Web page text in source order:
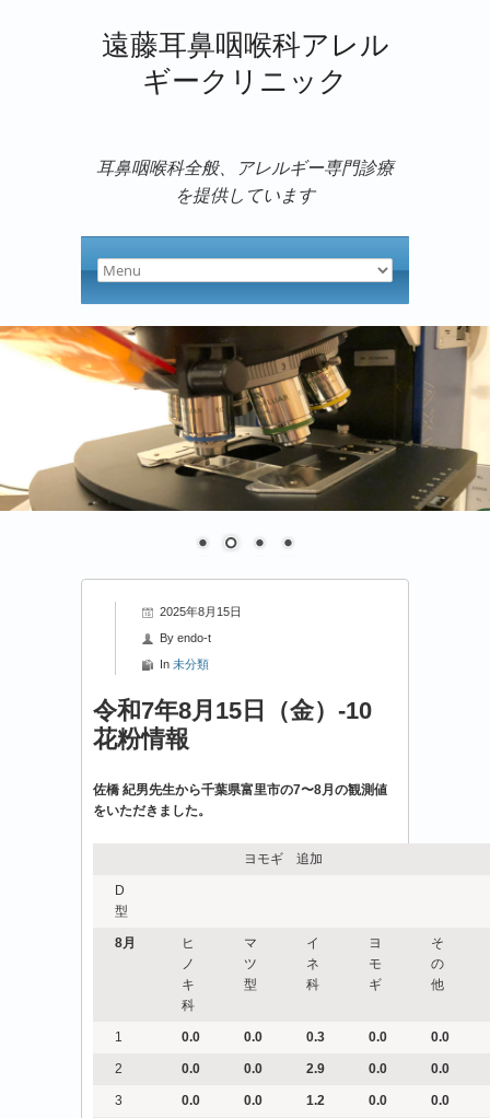
遠藤耳鼻咽喉科アレル
ギークリニック
耳鼻咽喉科全般、アレルギー専門診療
を提供しています
2025年8月15日
By endo-t
In 未分類
令和7年8月15日（金）-10
花粉情報
佐橋 紀男先生から千葉県富里市の7〜8月の観測値
をいただきました。
ヨモギ 追加
D
型
8月
ヒ
ノ
キ
科
マ
ツ
型
イ
ネ
科
ヨ
モ
ギ
そ
の
他
1 0.0 0.0 0.3 0.0 0.0
2 0.0 0.0 2.9 0.0 0.0
3 0.0 0.0 1.2 0.0 0.0